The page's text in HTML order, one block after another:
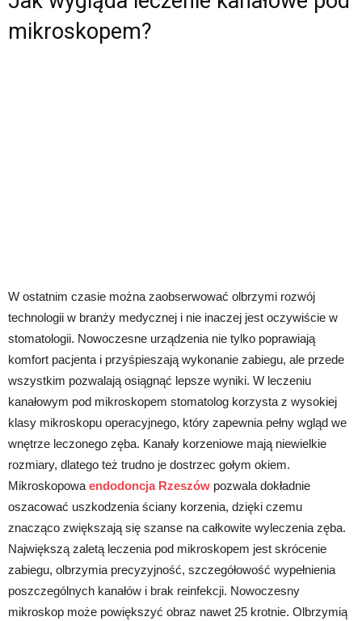
mikroskopem?
W ostatnim czasie można zaobserwować olbrzymi rozwój
technologii w branży medycznej i nie inaczej jest oczywiście w
stomatologii. Nowoczesne urządzenia nie tylko poprawiają
komfort pacjenta i przyśpieszają wykonanie zabiegu, ale przede
wszystkim pozwalają osiągnąć lepsze wyniki. W leczeniu
kanałowym pod mikroskopem stomatolog korzysta z wysokiej
klasy mikroskopu operacyjnego, który zapewnia pełny wgląd we
wnętrze leczonego zęba. Kanały korzeniowe mają niewielkie
rozmiary, dlatego też trudno je dostrzec gołym okiem.
Mikroskopowa endodoncja Rzeszów pozwala dokładnie
oszacować uszkodzenia ściany korzenia, dzięki czemu
znacząco zwiększają się szanse na całkowite wyleczenia zęba.
Największą zaletą leczenia pod mikroskopem jest skrócenie
zabiegu, olbrzymia precyzyjność, szczegółowość wypełnienia
poszczególnych kanałów i brak reinfekcji. Nowoczesny
mikroskop może powiększyć obraz nawet 25 krotnie. Olbrzymią